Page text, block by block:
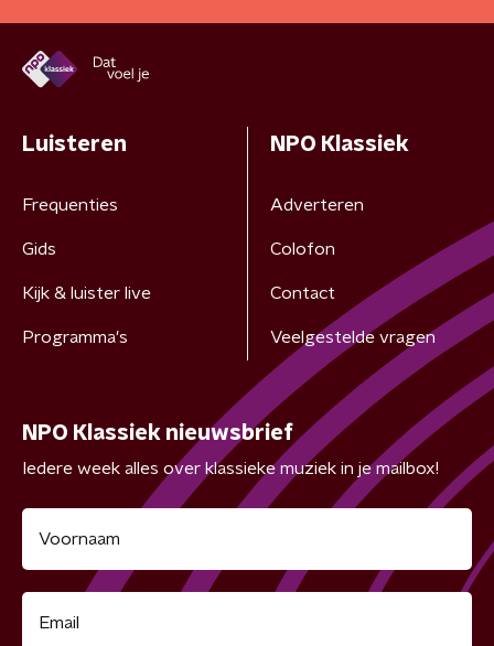
Luisteren
Frequenties
Gids
Kijk & luister live
Programma's
NPO Klassiek
Adverteren
Colofon
Contact
Veelgestelde vragen
NPO Klassiek nieuwsbrief
Iedere week alles over klassieke muziek in je mailbox!